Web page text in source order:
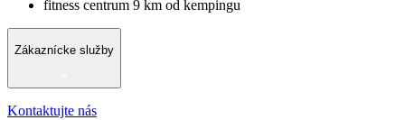
fitness centrum 9 km od kempingu
Zákaznícke služby
Kontaktujte nás